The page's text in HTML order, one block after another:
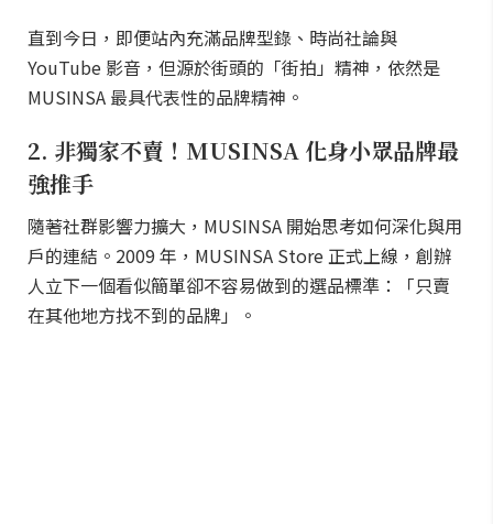
直到今日，即便站內充滿品牌型錄、時尚社論與
YouTube 影音，但源於街頭的「街拍」精神，依然是
MUSINSA 最具代表性的品牌精神。
2. 非獨家不賣！MUSINSA 化身小眾品牌最
強推手
隨著社群影響力擴大，MUSINSA 開始思考如何深化與用
戶的連結。2009 年，MUSINSA Store 正式上線，創辦
人立下一個看似簡單卻不容易做到的選品標準：「只賣
在其他地方找不到的品牌」。